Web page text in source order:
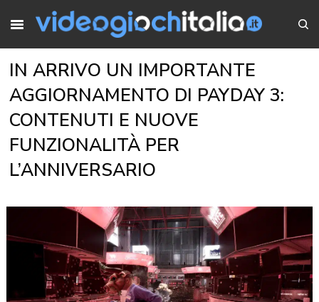
IN ARRIVO UN IMPORTANTE
AGGIORNAMENTO DI PAYDAY 3:
CONTENUTI E NUOVE
FUNZIONALITÀ PER
L’ANNIVERSARIO